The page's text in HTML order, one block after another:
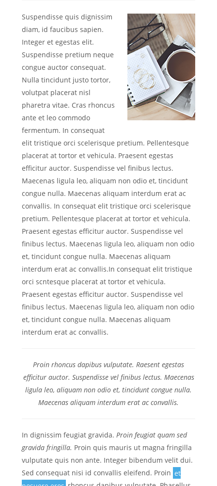
Suspendisse quis dignissim
diam, id faucibus sapien.
Integer et egestas elit.
Suspendisse pretium neque
congue auctor consequat.
Nulla tincidunt justo tortor,
volutpat placerat nisl
pharetra vitae. Cras rhoncus
ante et leo commodo
fermentum. In consequat
elit tristique orci scelerisque pretium. Pellentesque
placerat at tortor et vehicula. Praesent egestas
efficitur auctor. Suspendisse vel finibus lectus.
Maecenas ligula leo, aliquam non odio et, tincidunt
congue nulla. Maecenas aliquam interdum erat ac
convallis. In consequat elit tristique orci scelerisque
pretium. Pellentesque placerat at tortor et vehicula.
Praesent egestas efficitur auctor. Suspendisse vel
finibus lectus. Maecenas ligula leo, aliquam non odio
et, tincidunt congue nulla. Maecenas aliquam
interdum erat ac convallis.In consequat elit tristique
orci scntesque placerat at tortor et vehicula.
Praesent egestas efficitur auctor. Suspendisse vel
finibus lectus. Maecenas ligula leo, aliquam non odio
et, tincidunt congue nulla. Maecenas aliquam
interdum erat ac convallis.
Proin rhoncus dapibus vulputate. Raesent egestas
efficitur auctor. Suspendisse vel finibus lectus. Maecenas
ligula leo, aliquam non odio et, tincidunt congue nulla.
Maecenas aliquam interdum erat ac convallis.
In dignissim feugiat gravida. Proin feugiat quam sed
gravida fringilla. Proin quis mauris ut magna fringilla
vulputate quis non ante. Integer bibendum velit dui.
Sed consequat nisi id convallis eleifend. Proin et